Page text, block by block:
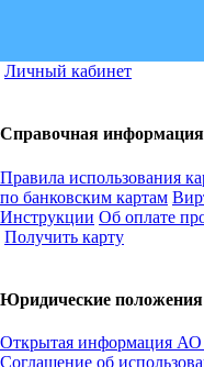
Личный кабинет
Справочная информация
Правила использования
по банковским картам
Инструкции Об оплате
Получить карту
Юридические положения
Открытая информация
Соглашение об